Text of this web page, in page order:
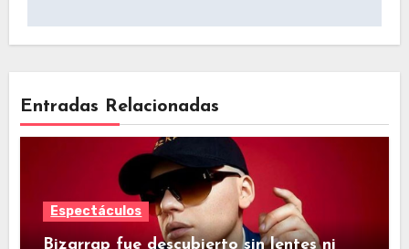
Entradas Relacionadas
Espectáculos
Bizarrap fue descubierto sin lentes ni